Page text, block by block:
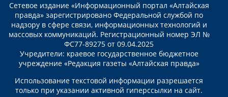
Сетевое издание «Информационный портал «Алтайская
правда» зарегистрировано Федеральной службой по
надзору в сфере связи, информационных технологий и
массовых коммуникаций. Регистрационный номер ЭЛ №
ФС77-89275 от 09.04.2025
Учредители: краевое государственное бюджетное
учреждение «Редакция газеты «Алтайская правда»
Использование текстовой информации разрешается
только при указании активной гиперссылки на сайт.